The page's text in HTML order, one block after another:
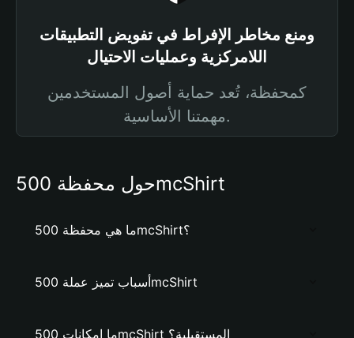
ومنع مخاطر الإفراط في تفويض التطبيقات
اللامركزية وعمليات الاحتيال
كمحفظة، تُعد حماية أصول المستخدمين
مهمتنا الأساسية.
حول محفظة 500mcShirt
ما هي محفظة 500mcShirt؟
أسباب تميز عملة 500mcShirt
ما إمكانات 500mcShirt المستقبلية؟